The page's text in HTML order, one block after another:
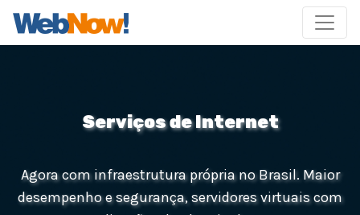
Serviços de Internet
Agora com infraestrutura própria no Brasil. Maior
desempenho e segurança, servidores virtuais com